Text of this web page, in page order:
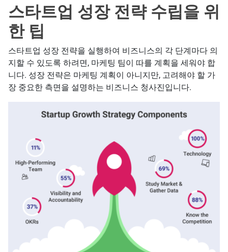
스타트업 성장 전략 수립을 위
한 팁
스타트업 성장 전략을 실행하여 비즈니스의 각 단계마다 의
지할 수 있도록 하려면, 마케팅 팀이 따를 계획을 세워야 합
니다. 성장 전략은 마케팅 계획이 아니지만, 고려해야 할 가
장 중요한 측면을 설명하는 비즈니스 청사진입니다.